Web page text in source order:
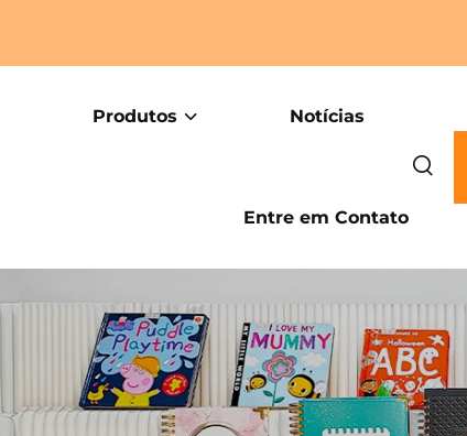
Produtos Notícias
Entre em Contato